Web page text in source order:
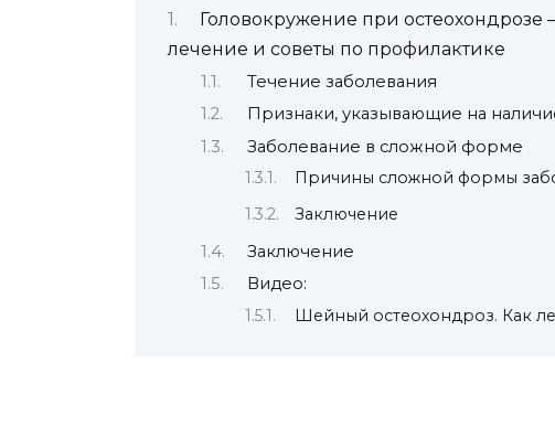
Головокружение при
лечение и советы по профилактике
Течение заболевания
Признаки, указывающие на
Заболевание в сложной форме
Причины сложной формы
Заключение
Заключение
Видео:
Шейный остеохондроз. Как